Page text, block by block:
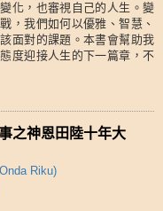
化，也審視自己的人生。變
，我們如何以優雅、智慧、
面對的課題。本書會幫助我
度迎接人生的下一篇章，不
之神恩田陸十年大
Riku)